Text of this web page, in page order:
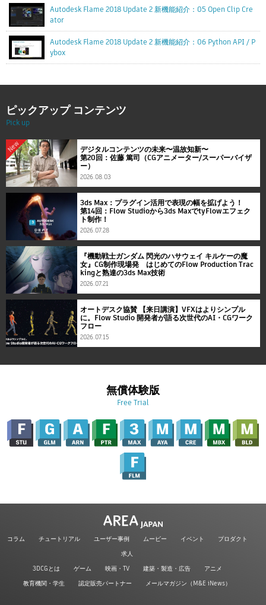
Autodesk Flame 2018 Update 2 新機能紹介：05 Open Clip Cre
ator
Autodesk Flame 2018 Update 2 新機能紹介：06 Python API / P
ybox
ピックアップ コンテンツ
Pick up
New
デジタルコンテンツの未来〜温故知新〜
第20回：佐藤 篤司（CGアニメーター/スーパーバイザ
ー）
2026.08.03
3ds Max：プラグイン活用で表現の幅を拡げよう！
第14回：Flow Studioから3ds MaxでtyFlowエフェク
ト制作！
2026.07.28
『機動戦士ガンダム 閃光のハサウェイ キルケーの魔
女』CG制作現場発 はじめてのFlow Production Trac
kingと熟達の3ds Max技術
2026.07.21
オートデスク協賛 【来日講演】VFXはよりシンプル
に。Flow Studio 開発者が語る次世代のAI・CGワーク
フロー
2026.07.15
無償体験版
Free Trial
コラム チュートリアル ユーザー事例 ムービー イベント
プロダクト
求人
3DCGとは
ゲーム 映画・TV 建築・製造・広告
アニメ
教育機関・学生
認定販売パートナー メールマガジン（M&E iNews）